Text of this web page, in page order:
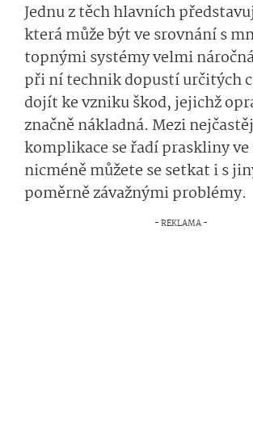
Jednu z těch hlavních
která může být ve srovnání s
topnými systémy velmi
při ní technik dopustí určitých
dojít ke vzniku škod, jejichž
značně nákladná. Mezi
komplikace se řadí praskliny
nicméně můžete se setkat i s
poměrně závažnými problémy.